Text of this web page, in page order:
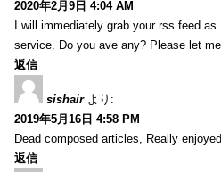
2020年2月9日 4:04 AM
I will immediately grab your rss feed
service. Do you ave any? Please let
返信
sishair より:
2019年5月16日 4:58 PM
Dead composed articles, Really
返信